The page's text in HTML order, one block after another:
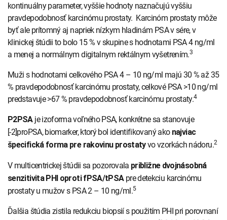
kontinuálny parameter, vyššie hodnoty naznačujú vyššiu
pravdepodobnosť karcinómu prostaty. Karcinóm prostaty môže
byť ale prítomný aj napriek nízkym hladinám PSA v sére, v
klinickej štúdii to bolo 15 % v skupine s hodnotami PSA 4 ng/ml
a menej a normálnym digitalnym rektálnym vyšetrením.3
Muži s hodnotami celkového PSA 4 – 10 ng/ml majú 30 % až 35
% pravdepodobnosť karcinómu prostaty, celkové PSA >10 ng/ml
predstavuje >67 % pravdepodobnosť karcinómu prostaty.4
P2PSA je izoforma voľného PSA, konkrétne sa stanovuje
[-2]proPSA, biomarker, ktorý bol identifikovaný ako najviac
špecifická forma pre rakovinu prostatyvo vzorkách nádoru.2
V multicentrickej štúdii sa pozorovala približne dvojnásobná
senzitivita PHI oproti fPSA/tPSApre detekciu karcinómu
prostaty u mužov s PSA 2 – 10 ng/ml.5
Ďalšia štúdia zistila redukciu biopsií s použitím PHI pri porovnaní